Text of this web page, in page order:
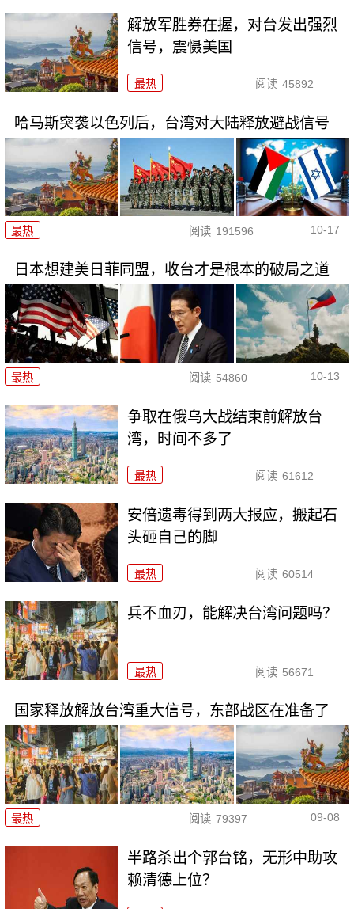
解放军胜券在握，对台发出强烈
信号，震慑美国
最热 阅读 45892
哈马斯突袭以色列后，台湾对大陆释放避战信号
最热 阅读 191596 10-17
日本想建美日菲同盟，收台才是根本的破局之道
最热 阅读 54860 10-13
争取在俄乌大战结束前解放台
湾，时间不多了
最热 阅读 61612
安倍遗毒得到两大报应，搬起石
头砸自己的脚
最热 阅读 60514
兵不血刃，能解决台湾问题吗？
最热 阅读 56671
国家释放解放台湾重大信号，东部战区在准备了
最热 阅读 79397 09-08
半路杀出个郭台铭，无形中助攻
赖清德上位？